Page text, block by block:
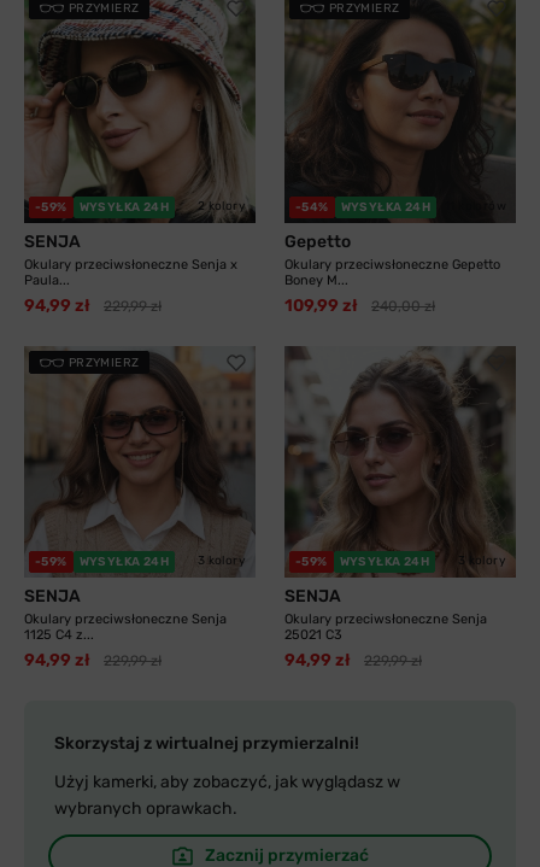
PRZYMIERZ
-59% WYSYŁKA 24H 2 kolory
SENJA
Okulary przeciwsłoneczne Senja x
Paula...
94,99 zł 229,99 zł
PRZYMIERZ
-54% WYSYŁKA 24H
Gepetto
Okulary przeciwsłoneczne Gepetto
Boney M...
109,99 zł 240,00 zł
PRZYMIERZ
-59% WYSYŁKA 24H 3 kolory
SENJA
Okulary przeciwsłoneczne Senja
1125 C4 z...
94,99 zł 229,99 zł
-59% WYSYŁKA 24H 3 kolory
SENJA
Okulary przeciwsłoneczne Senja
25021 C3
94,99 zł 229,99 zł
Skorzystaj z wirtualnej przymierzalni!
Użyj kamerki, aby zobaczyć, jak wyglądasz w
wybranych oprawkach.
Zacznij przymierzać